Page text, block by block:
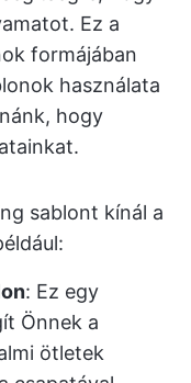
Ez a
formájában
használata
hogy
sablont kínál a
: Ez egy
Önnek a
ötletek